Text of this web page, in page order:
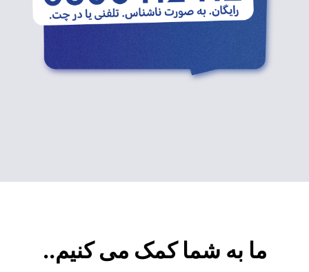
ما به شما کمک می کنیم..